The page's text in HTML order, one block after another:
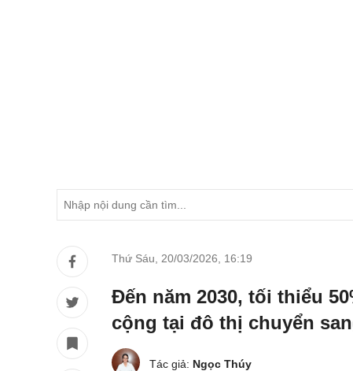
Thứ Sáu, 20/03/2026 16:19
Đến năm 2030, tối thiểu
cộng tại đô thị chuyển
Tác giả: Ngọc Thúy